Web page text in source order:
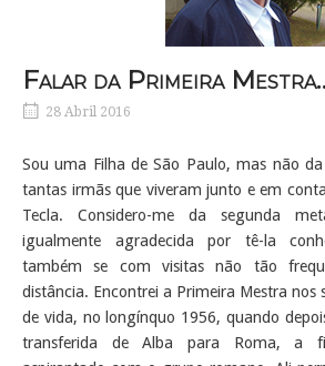
Falar da Primeira
28 Abril 2016
Sou uma Filha de São Paulo, mas não
tantas irmãs que viveram junto e em
Tecla. Considero-me da segunda
igualmente agradecida por tê-la
também se com visitas não tão
distância. Encontrei a Primeira Mestra nos
de vida, no longínquo 1956, quando
transferida de Alba para Roma, a